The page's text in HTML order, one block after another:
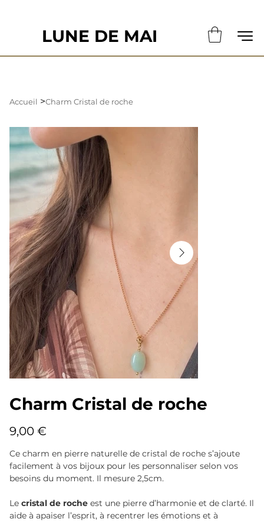
LUNE DE MAI
Accueil >Charm Cristal de roche
Charm Cristal de roche
Prix
9,00 €
Ce charm en pierre naturelle de cristal de roche s’ajoute
facilement à vos bijoux pour les personnaliser selon vos
besoins du moment. Il mesure 2,5cm.
Le cristal de roche est une pierre d’harmonie et de clarté. Il
aide à apaiser l’esprit, à recentrer les émotions et à